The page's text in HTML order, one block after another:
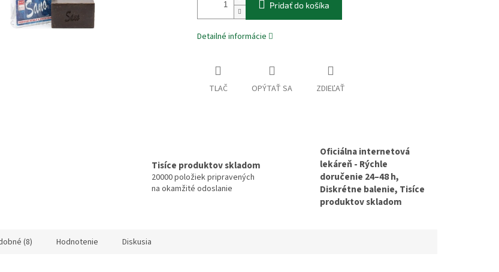
Pridať do košíka
Detailné informácie
TLAČ OPÝTAŤ SA ZDIEĽAŤ
Tisíce produktov skladom
20000 položiek pripravených
na okamžité odoslanie
Oficiálna internetová
lekáreň - Rýchle
doručenie 24–48 h,
Diskrétne balenie, Tisíce
produktov skladom
(8) Hodnotenie Diskusia